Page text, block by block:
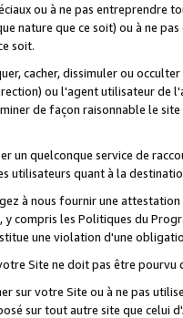
ou à ne pas entreprendre
nature que ce soit) ou à ne
soit.
cacher, dissimuler ou
ou l'agent utilisateur
de façon raisonnable le
un quelconque service de
utilisateurs quant à la
à nous fournir une
compris les Politiques du
une violation d'une
Site ne doit pas être
sur votre Site ou à ne pas
sur tout autre site que celui